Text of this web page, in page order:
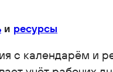
и ресурсы
с календарём и